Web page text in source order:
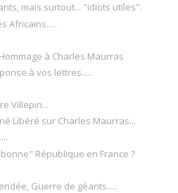
mais surtout... "idiots utiles".
Africains.....
à Charles Maurras
à vos lettres.....
Villepin...
Libéré sur Charles Maurras...
République en France ?
Guerre de géants.....